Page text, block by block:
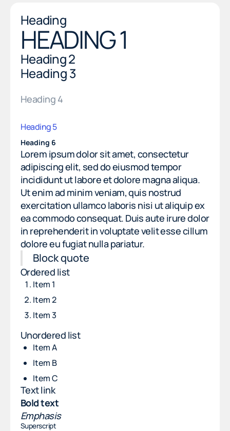
Heading
HEADING 1
Heading 2
Heading 3
Heading 4
Heading 5
Heading 6
Lorem ipsum dolor sit amet, consectetur
adipiscing elit, sed do eiusmod tempor
incididunt ut labore et dolore magna aliqua.
Ut enim ad minim veniam, quis nostrud
exercitation ullamco laboris nisi ut aliquip ex
ea commodo consequat. Duis aute irure dolor
in reprehenderit in voluptate velit esse cillum
dolore eu fugiat nulla pariatur.
Block quote
Ordered list
Item 1
Item 2
Item 3
Unordered list
Item A
Item B
Item C
Text link
Bold text
Emphasis
Superscript